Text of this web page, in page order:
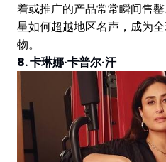
着或推广的产品常常瞬间售
星如何超越地区名声，成为
物。
8. 卡琳娜·卡普尔·汗